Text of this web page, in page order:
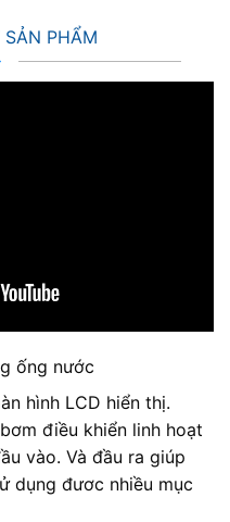
SẢN PHẨM
ống nước
hình LCD hiển thị.
điều khiển linh hoạt
vào. Và đầu ra giúp
dụng đươc nhiều mục